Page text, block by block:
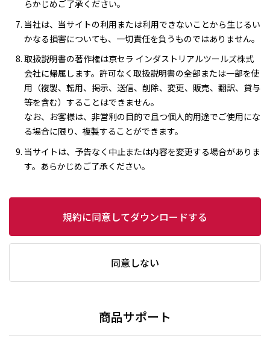
らかじめご了承ください。
当社は、当サイトの利用または利用できないことから生じるい
かなる損害についても、一切責任を負うものではありません。
取扱説明書の著作権は京セラ インダストリアルツールズ株式
会社に帰属します。許可なく取扱説明書の全部または一部を使
用（複製、転用、掲示、送信、削除、変更、販売、翻訳、貸与
等を含む）することはできません。
なお、お客様は、非営利の目的で且つ個人的用途でご使用にな
る場合に限り、複製することができます。
当サイトは、予告なく中止または内容を変更する場合がありま
す。あらかじめご了承ください。
規約に同意してダウンロードする
同意しない
商品サポート